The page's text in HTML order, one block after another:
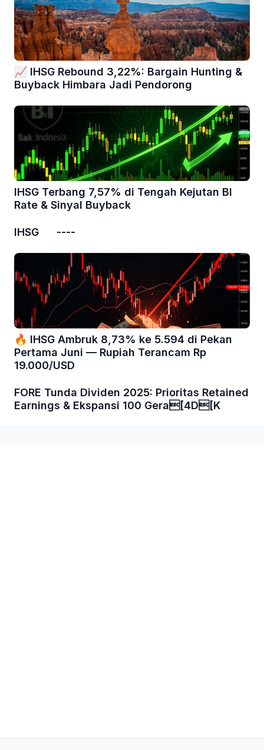
📈 IHSG Rebound 3,22%: Bargain Hunting &
Buyback Himbara Jadi Pendorong
IHSG Terbang 7,57% di Tengah Kejutan BI
Rate & Sinyal Buyback
IHSG ----
🔥 IHSG Ambruk 8,73% ke 5.594 di Pekan
Pertama Juni — Rupiah Terancam Rp
19.000/USD
FORE Tunda Dividen 2025: Prioritas Retained
Earnings & Ekspansi 100 Gera[4D[K